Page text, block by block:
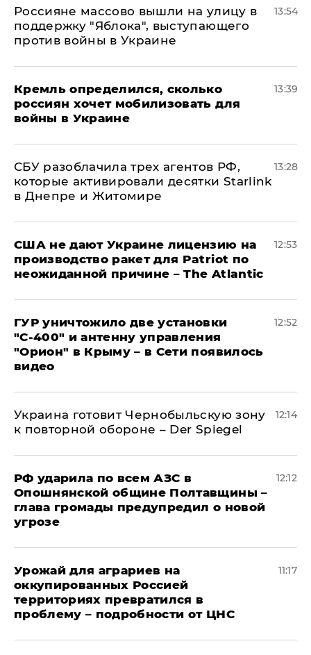
Россияне массово вышли на улицу в
поддержку "Яблока", выступающего
против войны в Украине
13:54
Кремль определился, сколько
россиян хочет мобилизовать для
войны в Украине
13:39
СБУ разоблачила трех агентов РФ,
которые активировали десятки Starlink
в Днепре и Житомире
13:28
США не дают Украине лицензию на
производство ракет для Patriot по
неожиданной причине – The Atlantic
12:53
ГУР уничтожило две установки
"С‑400" и антенну управления
"Орион" в Крыму – в Сети появилось
видео
12:52
Украина готовит Чернобыльскую зону
к повторной обороне – Der Spiegel
12:14
РФ ударила по всем АЗС в
Опошнянской общине Полтавщины –
глава громады предупредил о новой
угрозе
12:12
Урожай для аграриев на
оккупированных Россией
территориях превратился в
проблему – подробности от ЦНС
11:17